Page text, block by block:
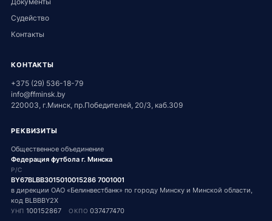
Судейство
Контакты
КОНТАКТЫ
+375 (29) 536-18-79
info@ffminsk.by
220003, г.Минск, пр.Победителей, 20/3, каб.309
РЕКВИЗИТЫ
Общественное объединение
Федерация футбола г. Минска
Р/С
BY67BLBB3015010015286 7001001
в дирекции ОАО «Белинвестбанк» по городу Минску и Минской области,
код BLBBBY2X
УНП 100152867ОКПО 037477470